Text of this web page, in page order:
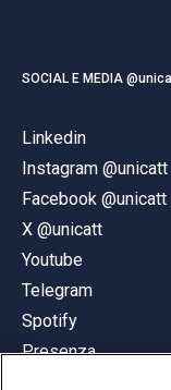
SOCIAL E MEDIA
Linkedin
Instagram @unicatt
Facebook @unicatt
X @unicatt
Youtube
Telegram
Spotify
Presenza